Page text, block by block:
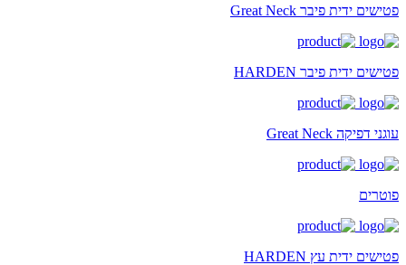
פטישים ידית פיבר Great Neck
פטישים ידית פיבר HARDEN
עוגני דפיקה Great Neck
פוטרים
פטישים ידית עץ HARDEN